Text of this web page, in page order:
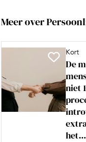
Meer over
Kort
De
niet
het...